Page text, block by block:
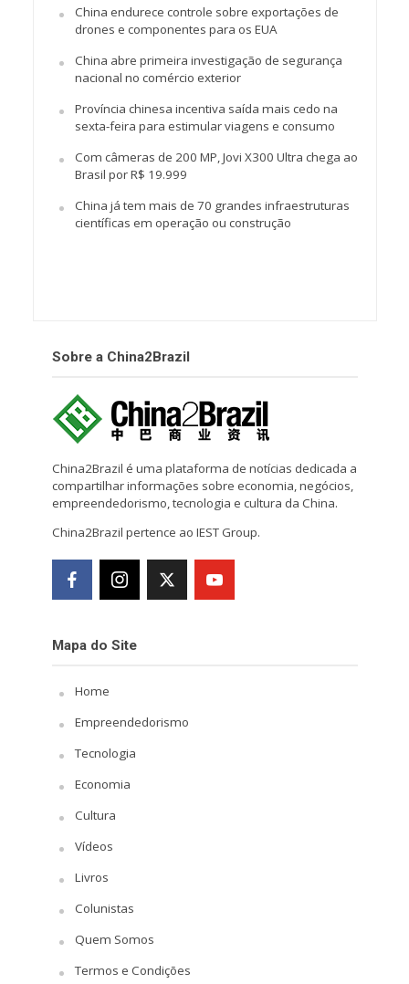
China endurece controle sobre exportações de
drones e componentes para os EUA
China abre primeira investigação de segurança
nacional no comércio exterior
Província chinesa incentiva saída mais cedo na
sexta-feira para estimular viagens e consumo
Com câmeras de 200 MP, Jovi X300 Ultra chega ao
Brasil por R$ 19.999
China já tem mais de 70 grandes infraestruturas
científicas em operação ou construção
Sobre a China2Brazil
China2Brazil é uma plataforma de notícias dedicada a
compartilhar informações sobre economia, negócios,
empreendedorismo, tecnologia e cultura da China.
China2Brazil pertence ao IEST Group.
Mapa do Site
Home
Empreendedorismo
Tecnologia
Economia
Cultura
Vídeos
Livros
Colunistas
Quem Somos
Termos e Condições